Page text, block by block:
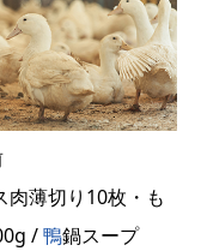
肉薄切り10枚・も
/鴨鍋スープ